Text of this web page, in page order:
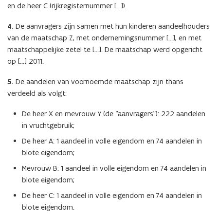
en de heer C (rijkregisternummer […]).
4. De aanvragers zijn samen met hun kinderen aandeelhouders
van de maatschap Z, met ondernemingsnummer […], en met
maatschappelijke zetel te […]. De maatschap werd opgericht
op […] 2011.
5. De aandelen van voornoemde maatschap zijn thans
verdeeld als volgt:
De heer X en mevrouw Y (de “aanvragers”): 222 aandelen
in vruchtgebruik;
De heer A: 1 aandeel in volle eigendom en 74 aandelen in
blote eigendom;
Mevrouw B: 1 aandeel in volle eigendom en 74 aandelen in
blote eigendom;
De heer C: 1 aandeel in volle eigendom en 74 aandelen in
blote eigendom.